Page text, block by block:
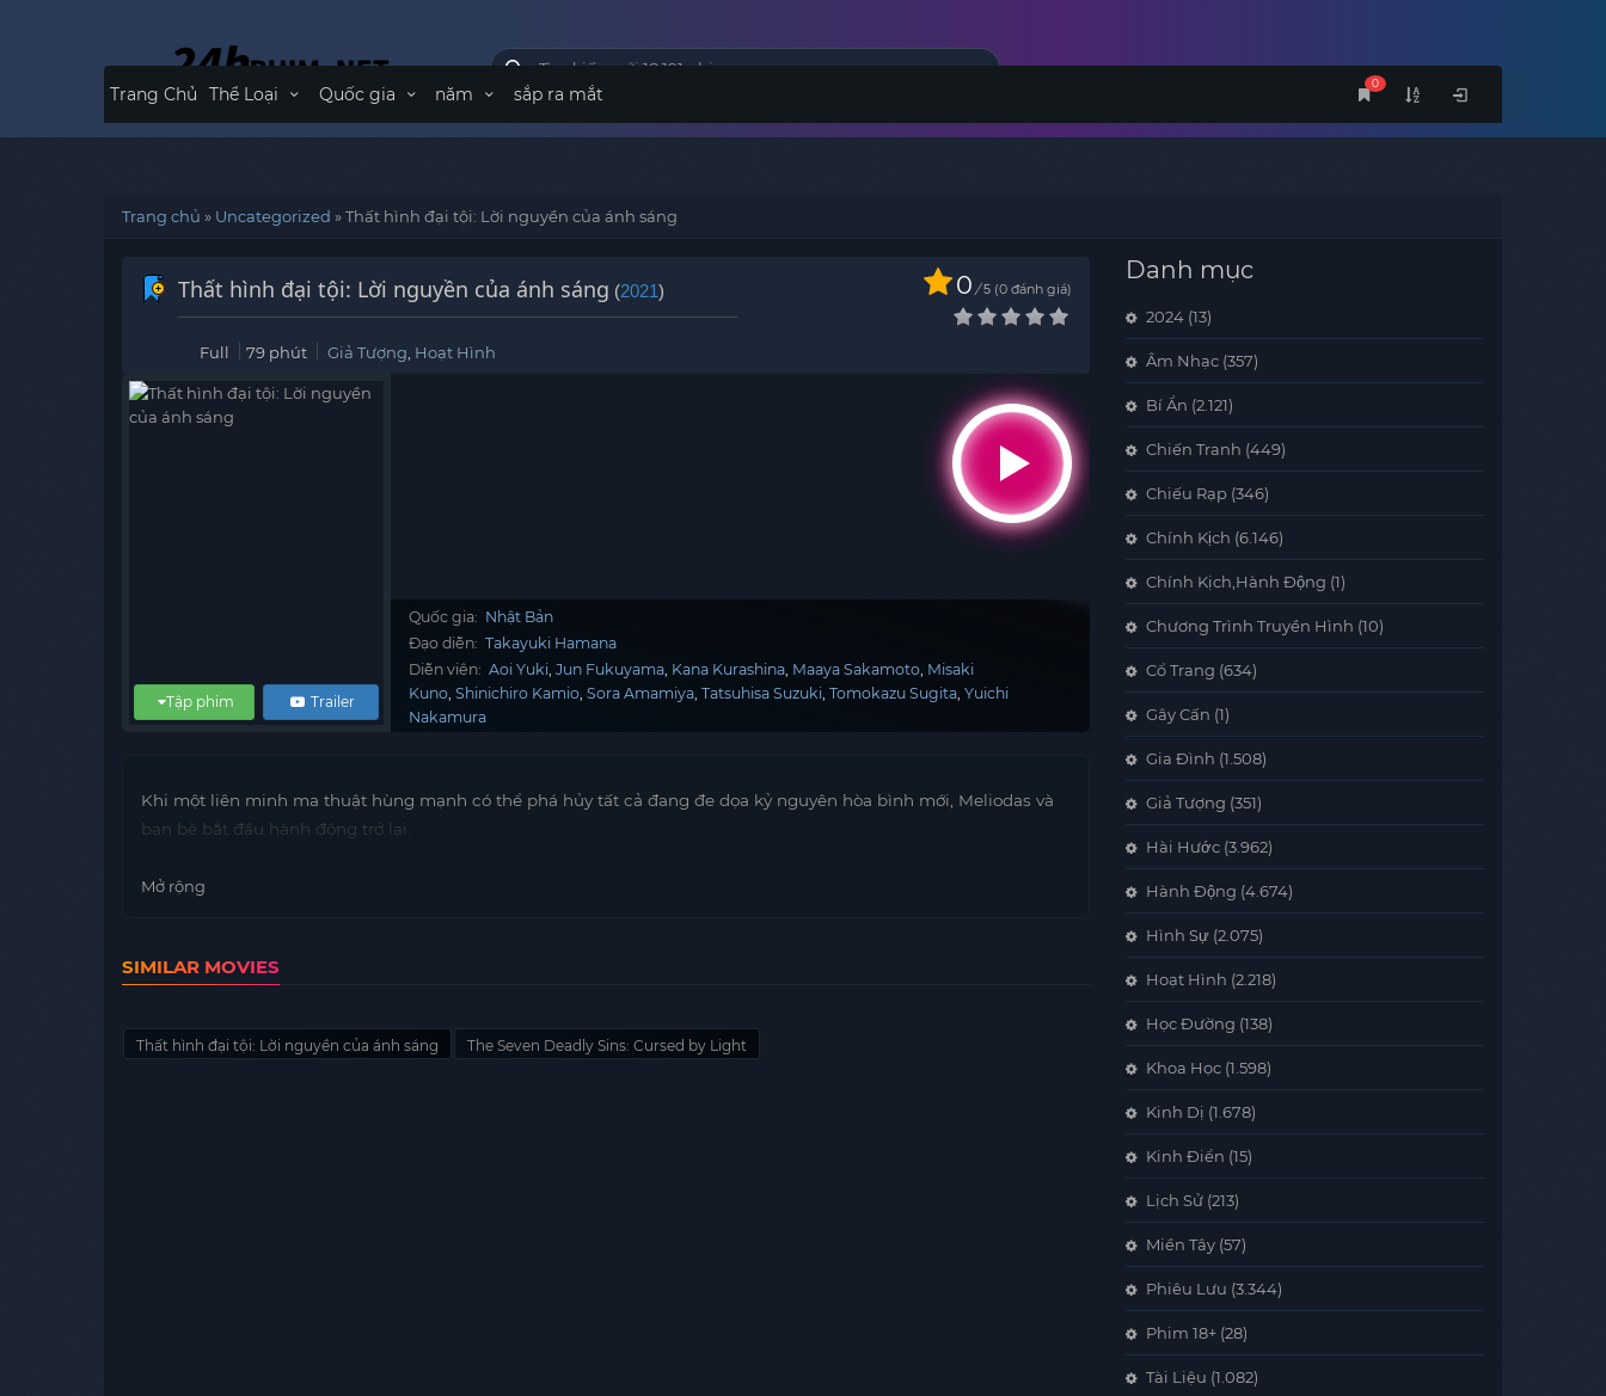
0
Trang Chủ Thể Loại Quốc gia năm sắp ra mắt
Trang chủ » Uncategorized »Thất hình đại tội: Lời nguyền của ánh sáng
Thất hình đại tội: Lời nguyền của ánh sáng (2021) 0 / 5 0 đánh giá
Full 79 phút Giả Tượng Hoạt Hình
Trailer
Tập phim
Quốc gia: Nhật Bản
Đạo diễn: Takayuki Hamana
Diễn viên: Aoi Yuki Jun Fukuyama Kana Kurashina Maaya Sakamoto Misaki
Kuno Shinichiro Kamio Sora Amamiya Tatsuhisa Suzuki Tomokazu Sugita Yuichi
Nakamura
Khi một liên minh ma thuật hùng mạnh có thể phá hủy tất cả đang đe dọa kỷ nguyên hòa bình mới, Meliodas và
bạn bè bắt đầu hành động trở lại.
Mở rộng
SIMILAR MOVIES
Thất hình đại tội: Lời nguyền của ánh sáng The Seven Deadly Sins: Cursed by Light
Danh mục
2024 (13)
Âm Nhạc (357)
Bí Ẩn (2.121)
Chiến Tranh (449)
Chiếu Rạp (346)
Chính Kịch (6.146)
Chính Kịch,Hành Động (1)
Chương Trình Truyền Hình (10)
Cổ Trang (634)
Gây Cấn (1)
Gia Đình (1.508)
Giả Tượng (351)
Hài Hước (3.962)
Hành Động (4.674)
Hình Sự (2.075)
Hoạt Hình (2.218)
Học Đường (138)
Khoa Học (1.598)
Kinh Dị (1.678)
Kinh Điển (15)
Lịch Sử (213)
Miền Tây (57)
Phiêu Lưu (3.344)
Phim 18+ (28)
Tài Liệu (1.082)